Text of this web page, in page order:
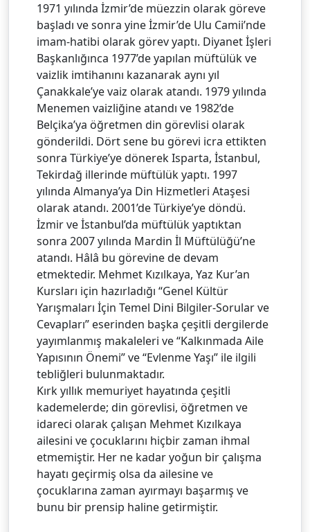
1971 yılında İzmir’de müezzin olarak göreve
başladı ve sonra yine İzmir’de Ulu Camii’nde
imam-hatibi olarak görev yaptı. Diyanet İşleri
Başkanlığınca 1977’de yapılan müftülük ve
vaizlik imtihanını kazanarak aynı yıl
Çanakkale’ye vaiz olarak atandı. 1979 yılında
Menemen vaizliğine atandı ve 1982’de
Belçika’ya öğretmen din görevlisi olarak
gönderildi. Dört sene bu görevi icra ettikten
sonra Türkiye’ye dönerek Isparta, İstanbul,
Tekirdağ illerinde müftülük yaptı. 1997
yılında Almanya’ya Din Hizmetleri Ataşesi
olarak atandı. 2001’de Türkiye’ye döndü.
İzmir ve İstanbul’da müftülük yaptıktan
sonra 2007 yılında Mardin İl Müftülüğü’ne
atandı. Hâlâ bu görevine de devam
etmektedir. Mehmet Kızılkaya, Yaz Kur’an
Kursları için hazırladığı “Genel Kültür
Yarışmaları İçin Temel Dini Bilgiler-Sorular ve
Cevapları” eserinden başka çeşitli dergilerde
yayımlanmış makaleleri ve “Kalkınmada Aile
Yapısının Önemi” ve “Evlenme Yaşı” ile ilgili
tebliğleri bulunmaktadır.
Kırk yıllık memuriyet hayatında çeşitli
kademelerde; din görevlisi, öğretmen ve
idareci olarak çalışan Mehmet Kızılkaya
ailesini ve çocuklarını hiçbir zaman ihmal
etmemiştir. Her ne kadar yoğun bir çalışma
hayatı geçirmiş olsa da ailesine ve
çocuklarına zaman ayırmayı başarmış ve
bunu bir prensip haline getirmiştir.